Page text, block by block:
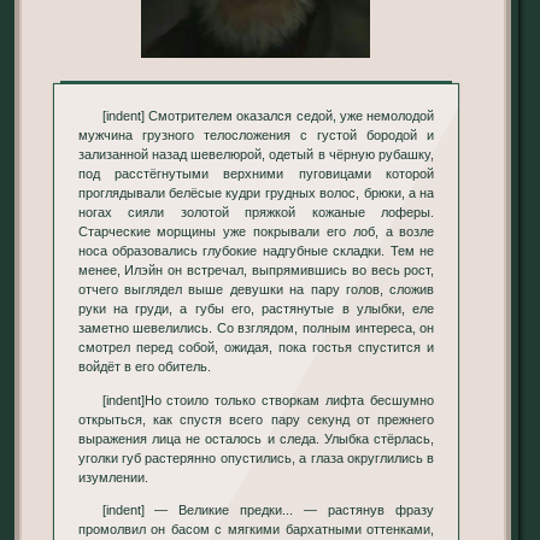
[indent] Смотрителем оказался седой, уже немолодой
мужчина грузного телосложения с густой бородой и
зализанной назад шевелюрой, одетый в чёрную рубашку,
под расстёгнутыми верхними пуговицами которой
проглядывали белёсые кудри грудных волос, брюки, а на
ногах сияли золотой пряжкой кожаные лоферы.
Старческие морщины уже покрывали его лоб, а возле
носа образовались глубокие надгубные складки. Тем не
менее, Илэйн он встречал, выпрямившись во весь рост,
отчего выглядел выше девушки на пару голов, сложив
руки на груди, а губы его, растянутые в улыбки, еле
заметно шевелились. Со взглядом, полным интереса, он
смотрел перед собой, ожидая, пока гостья спустится и
войдёт в его обитель.
[indent]Но стоило только створкам лифта бесшумно
открыться, как спустя всего пару секунд от прежнего
выражения лица не осталось и следа. Улыбка стёрлась,
уголки губ растерянно опустились, а глаза округлились в
изумлении.
[indent] — Великие предки... — растянув фразу
промолвил он басом с мягкими бархатными оттенками,